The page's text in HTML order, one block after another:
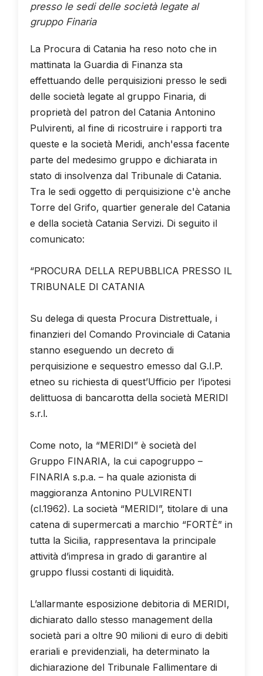
presso le sedi delle società legate al
gruppo Finaria
La Procura di Catania ha reso noto che in
mattinata la Guardia di Finanza sta
effettuando delle perquisizioni presso le sedi
delle società legate al gruppo Finaria, di
proprietà del patron del Catania Antonino
Pulvirenti, al fine di ricostruire i rapporti tra
queste e la società Meridi, anch'essa facente
parte del medesimo gruppo e dichiarata in
stato di insolvenza dal Tribunale di Catania.
Tra le sedi oggetto di perquisizione c'è anche
Torre del Grifo, quartier generale del Catania
e della società Catania Servizi. Di seguito il
comunicato:
“PROCURA DELLA REPUBBLICA PRESSO IL
TRIBUNALE DI CATANIA
Su delega di questa Procura Distrettuale, i
finanzieri del Comando Provinciale di Catania
stanno eseguendo un decreto di
perquisizione e sequestro emesso dal G.I.P.
etneo su richiesta di quest’Ufficio per l’ipotesi
delittuosa di bancarotta della società MERIDI
s.r.l.
Come noto, la “MERIDI” è società del
Gruppo FINARIA, la cui capogruppo –
FINARIA s.p.a. – ha quale azionista di
maggioranza Antonino PULVIRENTI
(cl.1962). La società “MERIDI”, titolare di una
catena di supermercati a marchio “FORTÈ” in
tutta la Sicilia, rappresentava la principale
attività d’impresa in grado di garantire al
gruppo flussi costanti di liquidità.
L’allarmante esposizione debitoria di MERIDI,
dichiarato dallo stesso management della
società pari a oltre 90 milioni di euro di debiti
erariali e previdenziali, ha determinato la
dichiarazione del Tribunale Fallimentare di